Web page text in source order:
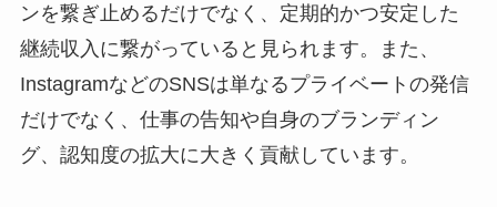
ンを繋ぎ止めるだけでなく、定期的かつ安定した
継続収入に繋がっていると見られます。また、
InstagramなどのSNSは単なるプライベートの発信
だけでなく、仕事の告知や自身のブランディン
グ、認知度の拡大に大きく貢献しています。